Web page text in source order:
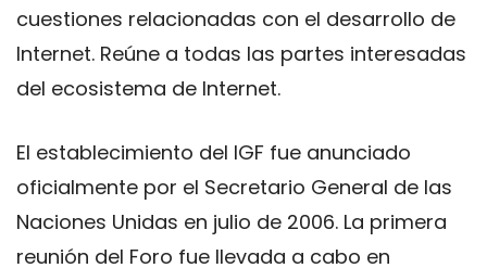
cuestiones relacionadas con el desarrollo de
Internet. Reúne a todas las partes interesadas
​​del ecosistema de Internet.
El establecimiento del IGF fue anunciado
oficialmente por el Secretario General de las
Naciones Unidas en julio de 2006. La primera
reunión del Foro fue llevada a cabo en